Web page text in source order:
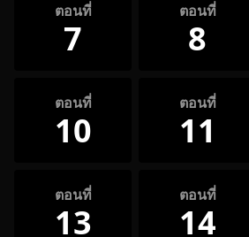
ตอนที่
7
ตอนที่
8
ตอนที่
10
ตอนที่
11
ตอนที่
13
ตอนที่
14